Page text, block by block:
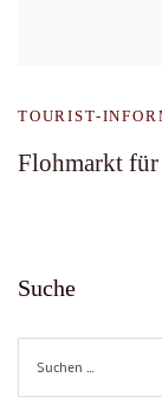
TOURIST-
Flohmarkt
Suche
Suche
nach: